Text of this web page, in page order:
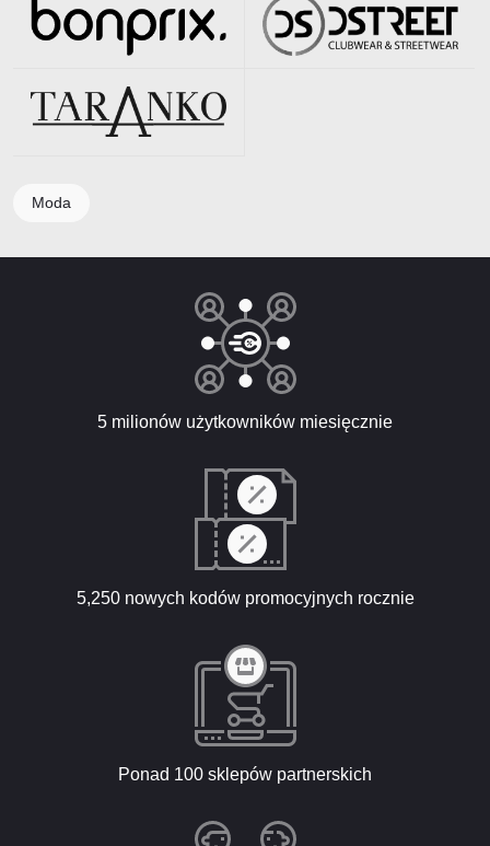
Moda
5 milionów użytkowników miesięcznie
5,250 nowych kodów promocyjnych rocznie
Ponad 100 sklepów partnerskich